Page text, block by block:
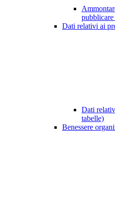
Dati relativi ai
Dati
tabelle)
Benessere